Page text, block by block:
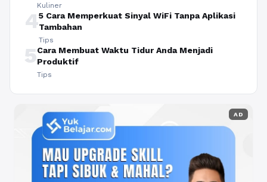
Kuliner
45 Cara Memperkuat Sinyal WiFi Tanpa Aplikasi
Tambahan
Tips
5Cara Membuat Waktu Tidur Anda Menjadi
Produktif
Tips
AD